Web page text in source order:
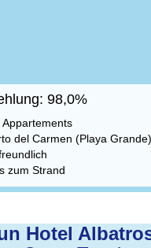
98,0%
Appartements
del Carmen (Playa Grande)
zum Strand
Hotel